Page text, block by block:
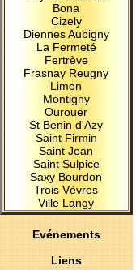
Bona
Cizely
Diennes Aubigny
La Fermeté
Fertrève
Frasnay Reugny
Limon
Montigny
Ourouër
St Benin d'Azy
Saint Firmin
Saint Jean
Saint Sulpice
Saxy Bourdon
Trois Vèvres
Ville Langy
Evénements
Liens